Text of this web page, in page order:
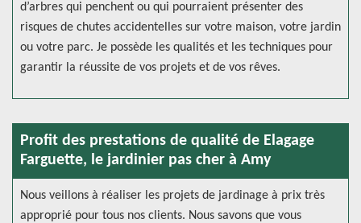
d’arbres qui penchent ou qui pourraient présenter des
risques de chutes accidentelles sur votre maison, votre jardin
ou votre parc. Je possède les qualités et les techniques pour
garantir la réussite de vos projets et de vos rêves.
Profit des prestations de qualité de Elagage
Farguette, le jardinier pas cher à Amy
Nous veillons à réaliser les projets de jardinage à prix très
approprié pour tous nos clients. Nous savons que vous